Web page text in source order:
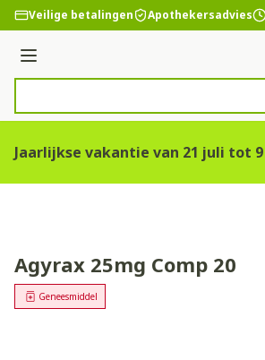
Ga naar de inhoud
Veilige betalingen Apothekersadvies
Menu
Jaarlijkse vakantie van 21 juli tot
Agyrax 25mg Comp 20
Geneesmiddel